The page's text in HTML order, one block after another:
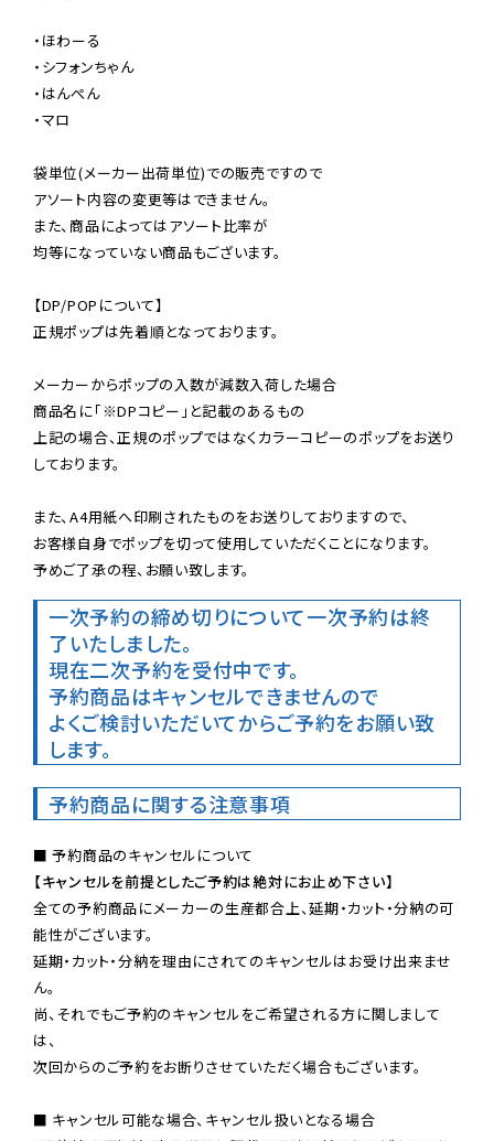
・ほわーる
・シフォンちゃん
・はんぺん
・マロ
袋単位(メーカー出荷単位)での販売ですので
アソート内容の変更等はできません。
また、商品によってはアソート比率が
均等になっていない商品もございます。
【DP/POPについて】
正規ポップは先着順となっております。
メーカーからポップの入数が減数入荷した場合
商品名に「※DPコピー」と記載のあるもの
上記の場合、正規のポップではなくカラーコピーのポップをお送り
しております。
また、A4用紙へ印刷されたものをお送りしておりますので、
お客様自身でポップを切って使用していただくことになります。
予めご了承の程、お願い致します。
一次予約の締め切りについて一次予約は終
了いたしました。
現在二次予約を受付中です。
予約商品はキャンセルできませんので
よくご検討いただいてからご予約をお願い致
します。
予約商品に関する注意事項
【キャンセルを前提としたご予約は絶対にお止め下さい】
全ての予約商品にメーカーの生産都合上、延期・カット・分納の可
能性がございます。
延期・カット・分納を理由にされてのキャンセルはお受け出来ませ
ん。
尚、それでもご予約のキャンセルをご希望される方に関しまして
は、
次回からのご予約をお断りさせていただく場合もございます。
■ キャンセル可能な場合、キャンセル扱いとなる場合